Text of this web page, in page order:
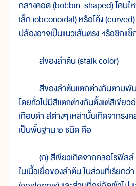
กลางคอด (bobbin-shaped) โคนใ
เล็ก (obconoidal) หรือโค้ง
ปล้องอาจเป็นแนวเส้นตรง หรือซิกแซ็
สีของลำต้น (stalk color)
สีของลำต้นแตกต่างกันตามพัน
โดยทั่วไปมีสีแตกต่างกันตั้งแต่สีเขีย
เกือบดำ สีต่างๆ เหล่านั้นเกิดจากรง
เป็นพื้นฐาน ๒ ชนิด คือ
(ก) สีเขียวเกิดจากคลอโรฟิลล์
ในเนื้อเยื่อของลำต้น ในส่วนที่เรียกว่